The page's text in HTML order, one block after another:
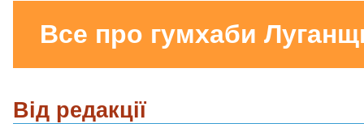
Все про гумхаби
Від редакції